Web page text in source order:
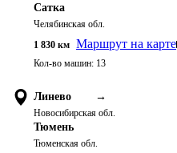
Сатка
Челябинская обл.
1 830 км Маршрут на карте
Кол-во машин: 13
Линево →
Новосибирская обл.
Тюмень
Тюменская обл.